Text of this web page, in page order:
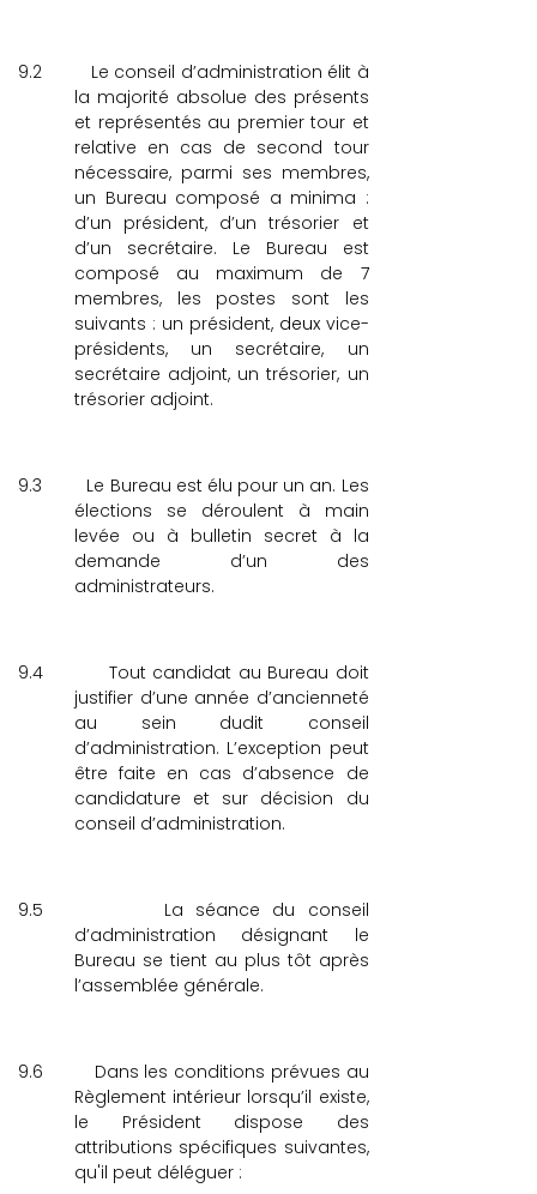
9.2
Le conseil d’administration élit à
la majorité absolue des présents
et représentés au premier tour et
relative en cas de second tour
nécessaire, parmi ses membres,
un Bureau composé a minima :
d’un président, d’un trésorier et
d’un secrétaire. Le Bureau est
composé au maximum de 7
membres, les postes sont les
suivants : un président, deuxvice-
présidents, un secrétaire, un
secrétaire adjoint, un trésorier, un
trésorier adjoint.
9.3
Le Bureau est élu pour un an. Les
élections se déroulent à main
levée ou à bulletin secret à la
demande d’un des
administrateurs.
9.4
Tout candidat au Bureau doit
justifier d’une année d’ancienneté
au sein dudit conseil
d’administration. L’exception peut
être faite en cas d’absence de
candidature et sur décision du
conseil d’administration.
9.5
La séance du conseil
d’administration désignant le
Bureau se tient au plus tôt après
l’assemblée générale.
9.6
Dans les conditions prévues au
Règlement intérieur lorsqu’il existe,
le Président dispose des
attributions spécifiques suivantes,
qu'il peut déléguer :